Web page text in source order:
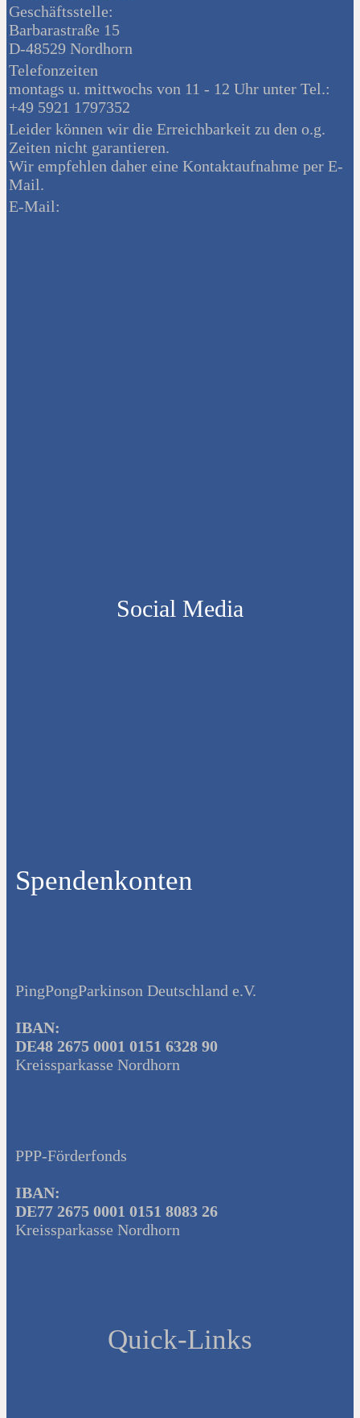
Geschäftsstelle:
Barbarastraße 15
D-48529 Nordhorn
Telefonzeiten
montags u. mittwochs von 11 - 12 Uhr unter Tel.:
+49 5921 1797352
Leider können wir die Erreichbarkeit zu den o.g.
Zeiten nicht garantieren.
Wir empfehlen daher eine Kontaktaufnahme per E-
Mail.
E-Mail:
Social Media
Spendenkonten
PingPongParkinson Deutschland e.V.
IBAN:
DE48 2675 0001 0151 6328 90
Kreissparkasse Nordhorn
PPP-Förderfonds
IBAN:
DE77 2675 0001 0151 8083 26
Kreissparkasse Nordhorn
Quick-Links